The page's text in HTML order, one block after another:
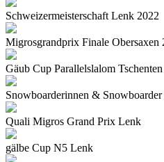
Schweizermeisterschaft Lenk 2022
Migrosgrandprix Finale Obersaxen
Gäub Cup Parallelslalom Tschenten
Snowboarderinnen &
Quali Migros Grand Prix Lenk
gälbe Cup N5 Lenk